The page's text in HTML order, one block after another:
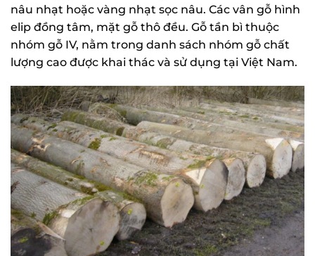
nâu nhạt hoặc vàng nhạt sọc nâu. Các vân gỗ hình
elip đồng tâm, mặt gỗ thô đều. Gỗ tần bì thuộc
nhóm gỗ IV, nằm trong danh sách nhóm gỗ chất
lượng cao được khai thác và sử dụng tại Việt Nam.